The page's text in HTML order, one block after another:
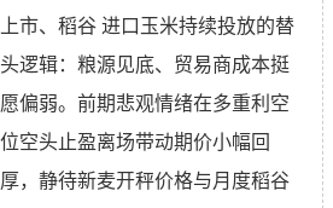
市、稻谷 进口玉米持续投放的替
逻辑：粮源见底、贸易商成本挺
偏弱。前期悲观情绪在多重利空
空头止盈离场带动期价小幅回
，静待新麦开秤价格与月度稻谷